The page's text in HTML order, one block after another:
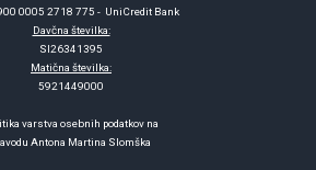
0005 2718 775 - UniCredit Bank
Davčna številka:
SI26341395
Matična številka:
5921449000
varstva osebnih podatkov na
Antona Martina Slomška